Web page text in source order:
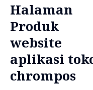
Halaman
Produk
website
aplikasi
chrompos